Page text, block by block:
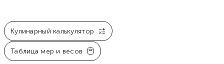
Кулинарный калькулятор
Таблица мер и весов